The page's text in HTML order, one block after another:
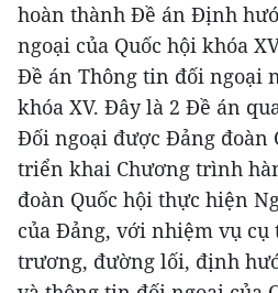
hoàn thành Đề án Định
ngoại của Quốc hội khóa
Đề án Thông tin đối ngoại
khóa XV. Đây là 2 Đề án
Đối ngoại được Đảng đoàn
triển khai Chương trình
đoàn Quốc hội thực hiện
của Đảng, với nhiệm vụ cụ
trương, đường lối, định